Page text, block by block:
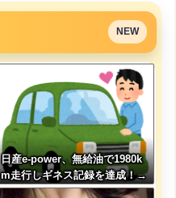
NEW
日産e-power、無給油で1980k
m走行しギネス記録を達成！→
山頂から下ってるだけでした…